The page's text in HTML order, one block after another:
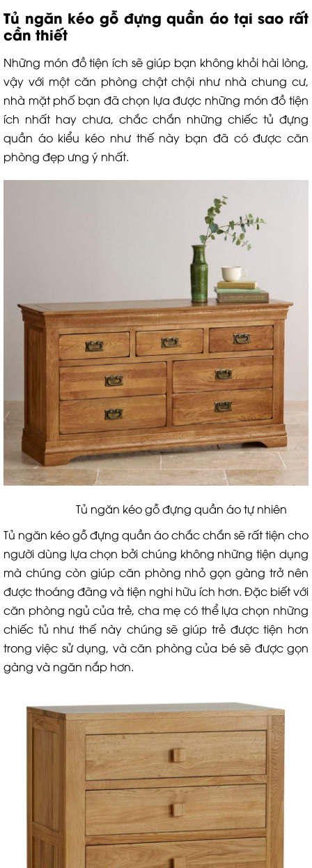
Tủ ngăn kéo gỗ đựng quần áo tại sao rất
cần thiết
Những món đồ tiện ích sẽ giúp bạn không khỏi hài lòng,
vậy với một căn phòng chật chội như nhà chung cư,
nhà mặt phố bạn đã chọn lựa được những món đồ tiện
ích nhất hay chưa, chắc chắn những chiếc tủ đựng
quần áo kiểu kéo như thế này bạn đã có được căn
phòng đẹp ưng ý nhất.
Tủ ngăn kéo gỗ đựng quần áo tự nhiên
Tủ ngăn kéo gỗ đựng quần áo chắc chắn sẽ rất tiện cho
người dùng lựa chọn bởi chúng không những tiện dụng
mà chúng còn giúp căn phòng nhỏ gọn gàng trở nên
được thoáng đãng và tiện nghi hữu ích hơn. Đặc biết với
căn phòng ngủ của trẻ, cha mẹ có thể lựa chọn những
chiếc tủ như thế này chúng sẽ giúp trẻ được tiện hơn
trong việc sử dụng, và căn phòng của bé sẽ được gọn
gàng và ngăn nắp hơn.